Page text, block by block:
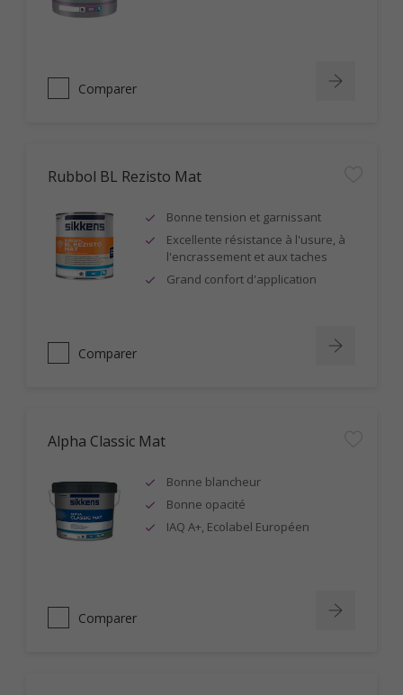
Comparer
Rubbol BL Rezisto Mat
Bonne tension et garnissant
Excellente résistance à l'usure, à
l'encrassement et aux taches
Grand confort d'application
Comparer
Alpha Classic Mat
Bonne blancheur
Bonne opacité
IAQ A+, Ecolabel Européen
Comparer